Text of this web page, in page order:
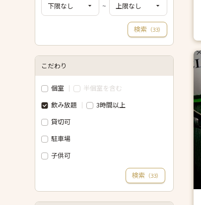
~
検索 （33）
こだわり
個室
半個室を含む
飲み放題
3時間以上
貸切可
駐車場
子供可
検索 （33）